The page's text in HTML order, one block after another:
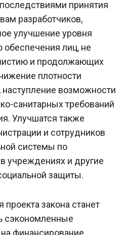
принятия
разработчиков,
улучшение уровня
обеспечения лиц, не
и продолжающих
плотности
возможности
санитарных требований
Улучшатся также
и сотрудников
системы по
учреждениях и другие
защиты.
проекта закона станет
сэкономленные
финансирование